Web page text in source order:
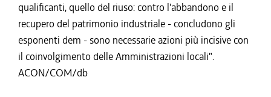
qualificanti, quello del riuso: contro l'abbandono e il
recupero del patrimonio industriale - concludono gli
esponenti dem - sono necessarie azioni più incisive con
il coinvolgimento delle Amministrazioni locali".
ACON/COM/db